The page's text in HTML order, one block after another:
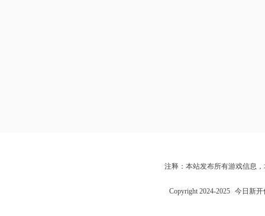
注释：本站发布所有游戏信息
Copyright 2024-2025 今日新开